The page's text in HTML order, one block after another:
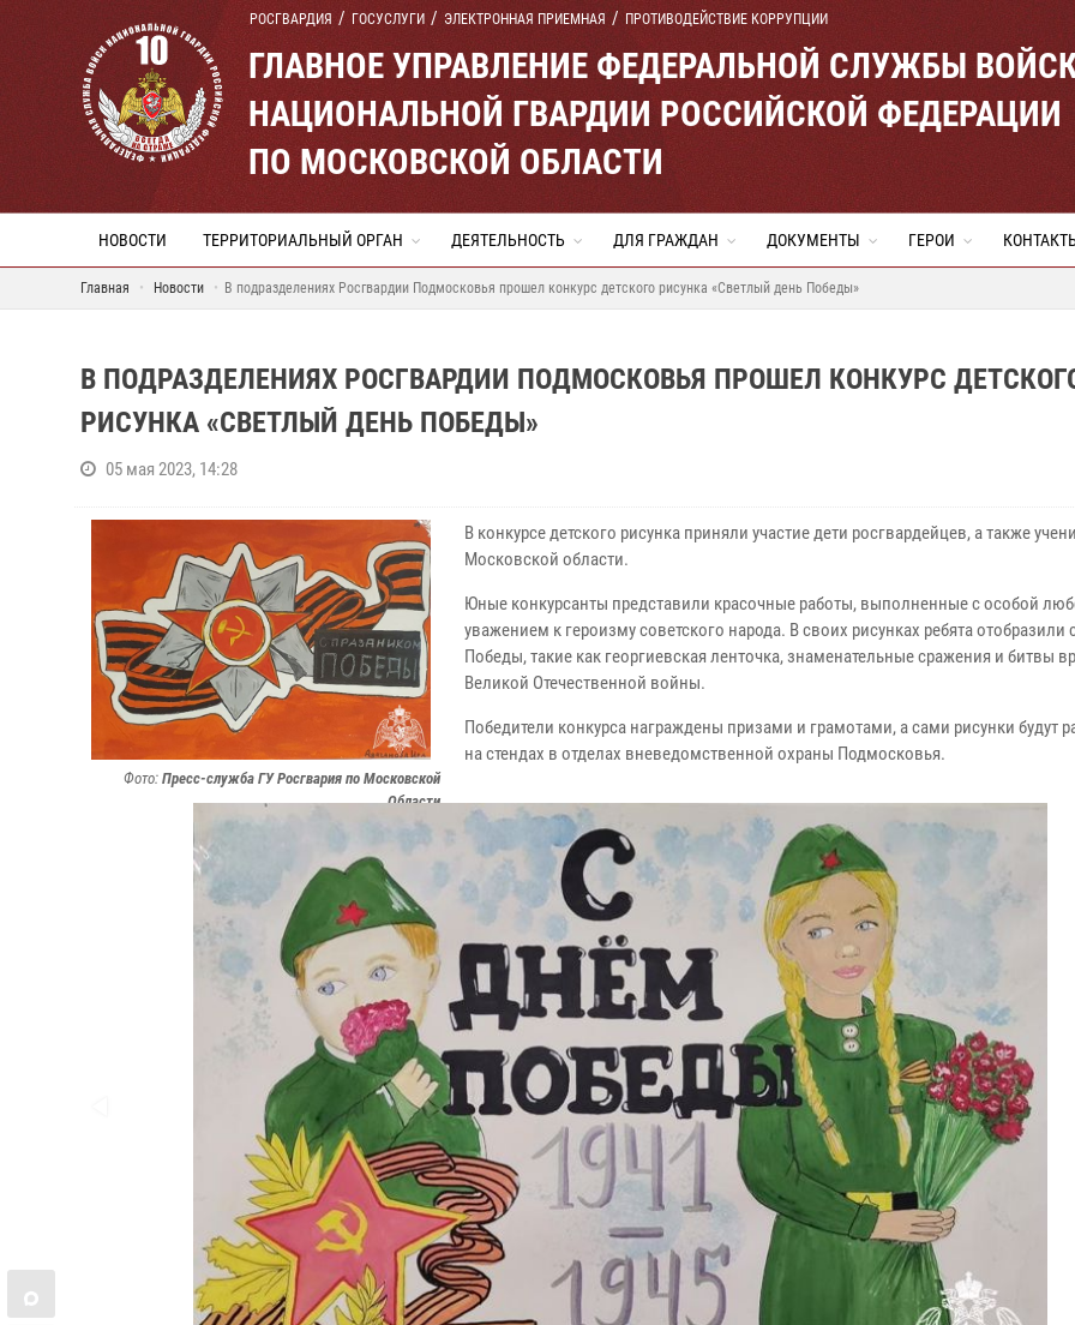
РОСГВАРДИЯ ГОСУСЛУГИ ЭЛЕКТРОННАЯ ПРИЕМНАЯ ПРОТИВОДЕЙСТВИЕ КОРРУПЦИИ
ГЛАВНОЕ УПРАВЛЕНИЕ ФЕДЕРАЛЬНОЙ СЛУЖБЫ
НАЦИОНАЛЬНОЙ ГВАРДИИ РОССИЙСКОЙ ФЕДЕРАЦИИ
ПО МОСКОВСКОЙ ОБЛАСТИ
НОВОСТИ ТЕРРИТОРИАЛЬНЫЙ ОРГАН ДЕЯТЕЛЬНОСТЬ ДЛЯ ГРАЖДАН ДОКУМЕНТЫ ГЕРОИ
Главная Новости В подразделениях Росгвардии Подмосковья прошел конкурс детского рисунка «Светлый день Победы»
В ПОДРАЗДЕЛЕНИЯХ РОСГВАРДИИ ПОДМОСКОВЬЯ ПРОШЕЛ КОНКУРС
РИСУНКА «СВЕТЛЫЙ ДЕНЬ ПОБЕДЫ»
05 мая 2023, 14:28
Фото: Пресс-служба ГУ Росгвария по Московской
Области
В конкурсе детского рисунка приняли участие дети росгвардейцев, а также
Московской области.
Юные конкурсанты представили красочные работы, выполненные с особой
уважением к героизму советского народа. В своих рисунках ребята
Победы, такие как георгиевская ленточка, знаменательные сражения и битвы
Великой Отечественной войны.
Победители конкурса награждены призами и грамотами, а сами рисунки будут
на стендах в отделах вневедомственной охраны Подмосковья.